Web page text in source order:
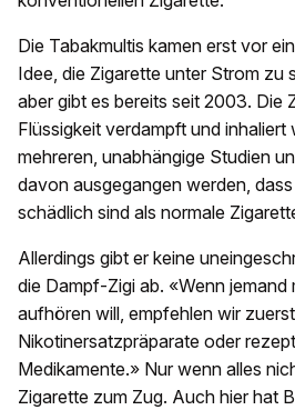
Die Tabakmultis kamen erst vor
Idee, die Zigarette unter Strom zu
aber gibt es bereits seit 2003. Die
Flüssigkeit verdampft und inhaliert
mehreren, unabhängige Studien
davon ausgegangen werden,
schädlich sind als normale
Allerdings gibt er keine
die Dampf-Zigi ab. «Wenn jemand
aufhören will, empfehlen wir zuerst
Nikotinersatzpräparate oder
Medikamente.» Nur wenn alles
Zigarette zum Zug. Auch hier hat